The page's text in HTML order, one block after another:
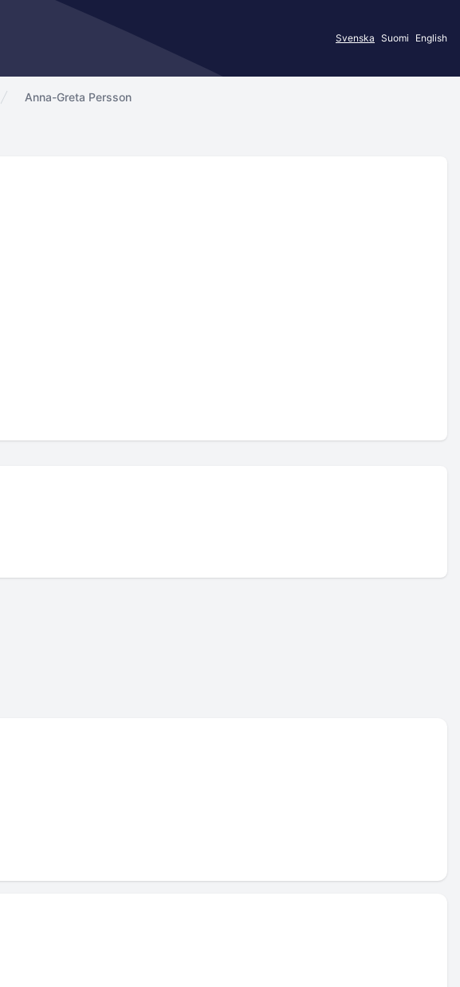
Svenska Suomi English
Anna-Greta Persson